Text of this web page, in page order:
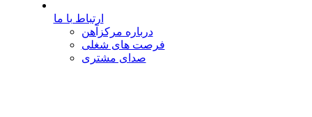
ارتباط با ما
درباره مرکزآهن
فرصت های شغلی
صدای مشتری